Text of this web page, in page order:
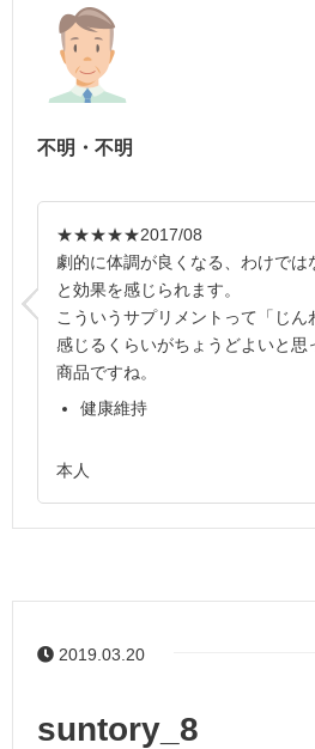
不明・不明
★★★★★2017/08
劇的に体調が良くなる、わけでは
と効果を感じられます。
こういうサプリメントって「じん
感じるくらいがちょうどよいと思
商品ですね。
健康維持
本人
2019.03.20
suntory_8